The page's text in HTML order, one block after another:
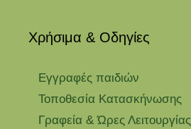
Χρήσιμα & Οδηγίες
Eγγραφές παιδιών
Τοποθεσία Κατασκήνωσης
Γραφεία & Ώρες Λειτουργίας